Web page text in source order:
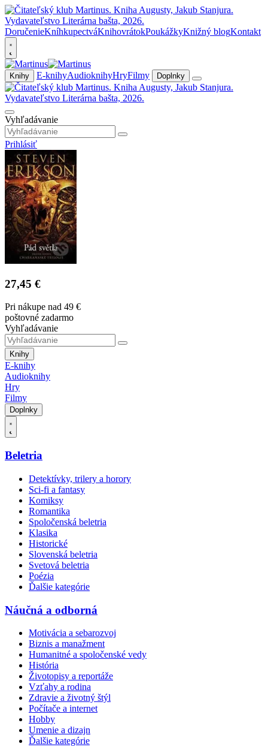
DoručenieKníhkupectváKnihovrátokPoukážkyKnižný blogKontakt
Knihy E-knihyAudioknihyHryFilmy Doplnky
Vyhľadávanie
Prihlásiť
27,45 €
Pri nákupe nad 49 €
poštovné zadarmo
Vyhľadávanie
Knihy
E-knihy
Audioknihy
Hry
Filmy
Doplnky
Beletria
Detektívky, trilery a horory
Sci-fi a fantasy
Komiksy
Romantika
Spoločenská beletria
Klasika
Historické
Slovenská beletria
Svetová beletria
Poézia
Ďalšie kategórie
Náučná a odborná
Motivácia a sebarozvoj
Biznis a manažment
Humanitné a spoločenské vedy
História
Životopisy a reportáže
Vzťahy a rodina
Zdravie a životný štýl
Počítače a internet
Hobby
Umenie a dizajn
Ďalšie kategórie